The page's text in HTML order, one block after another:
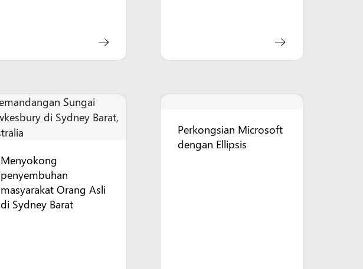
Menyokong
penyembuhan
masyarakat Orang Asli
di Sydney Barat
Perkongsian Microsoft
dengan Ellipsis